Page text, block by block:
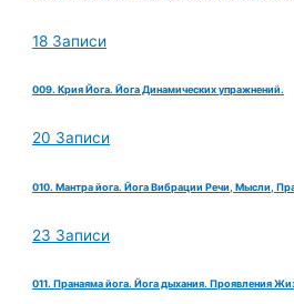
18 Записи
009. Крия Йога. Йога Динамических упражнений.
20 Записи
010. Мантра йога. Йога Вибрации Речи, Мысли,
23 Записи
011. Пранаяма йога. Йога дыхания. Проявления